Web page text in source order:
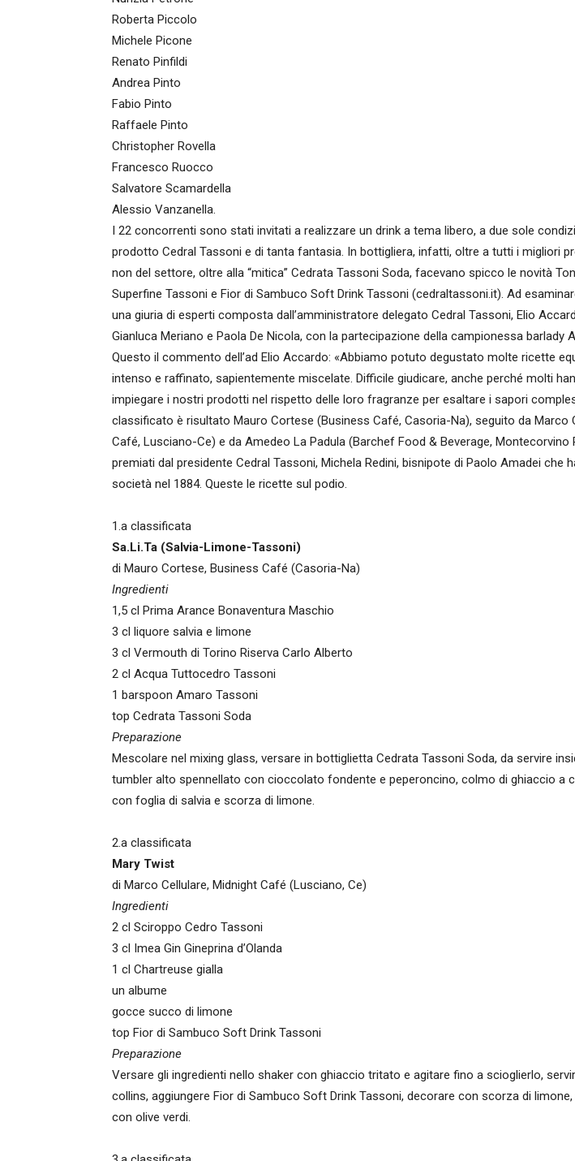
Roberta Piccolo
Michele Picone
Renato Pinfildi
Andrea Pinto
Fabio Pinto
Raffaele Pinto
Christopher Rovella
Francesco Ruocco
Salvatore Scamardella
Alessio Vanzanella.
I 22 concorrenti sono stati invitati a realizzare un drink a tema libero, a due sole
prodotto Cedral Tassoni e di tanta fantasia. In bottigliera, infatti, oltre a tutti i migliori
non del settore, oltre alla “mitica” Cedrata Tassoni Soda, facevano spicco le novità
Superfine Tassoni e Fior di Sambuco Soft Drink Tassoni (cedraltassoni.it). Ad
una giuria di esperti composta dall’amministratore delegato Cedral Tassoni, Elio
Gianluca Meriano e Paola De Nicola, con la partecipazione della campionessa barlady
Questo il commento dell’ad Elio Accardo: «Abbiamo potuto degustato molte ricette
intenso e raffinato, sapientemente miscelate. Difficile giudicare, anche perché molti
impiegare i nostri prodotti nel rispetto delle loro fragranze per esaltare i sapori
classificato è risultato Mauro Cortese (Business Café, Casoria-Na), seguito da Marco
Café, Lusciano-Ce) e da Amedeo La Padula (Barchef Food & Beverage, Montecorvino
premiati dal presidente Cedral Tassoni, Michela Redini, bisnipote di Paolo Amadei che
società nel 1884. Queste le ricette sul podio.
1.a classificata
Sa.Li.Ta (Salvia-Limone-Tassoni)
di Mauro Cortese, Business Café (Casoria-Na)
Ingredienti
1,5 cl Prima Arance Bonaventura Maschio
3 cl liquore salvia e limone
3 cl Vermouth di Torino Riserva Carlo Alberto
2 cl Acqua Tuttocedro Tassoni
1 barspoon Amaro Tassoni
top Cedrata Tassoni Soda
Preparazione
Mescolare nel mixing glass, versare in bottiglietta Cedrata Tassoni Soda, da servire
tumbler alto spennellato con cioccolato fondente e peperoncino, colmo di ghiaccio a
con foglia di salvia e scorza di limone.
2.a classificata
Mary Twist
di Marco Cellulare, Midnight Café (Lusciano, Ce)
Ingredienti
2 cl Sciroppo Cedro Tassoni
3 cl Imea Gin Gineprina d’Olanda
1 cl Chartreuse gialla
un albume
gocce succo di limone
top Fior di Sambuco Soft Drink Tassoni
Preparazione
Versare gli ingredienti nello shaker con ghiaccio tritato e agitare fino a scioglierlo,
collins, aggiungere Fior di Sambuco Soft Drink Tassoni, decorare con scorza di
con olive verdi.